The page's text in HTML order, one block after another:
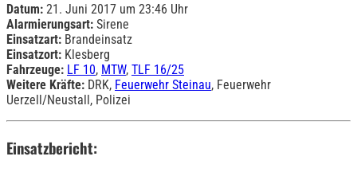
Datum: 21. Juni 2017 um 23:46 Uhr
Alarmierungsart: Sirene
Einsatzart: Brandeinsatz
Einsatzort: Klesberg
Fahrzeuge: LF 10, MTW, TLF 16/25
Weitere Kräfte: DRK, Feuerwehr Steinau, Feuerwehr
Uerzell/Neustall, Polizei
Einsatzbericht: